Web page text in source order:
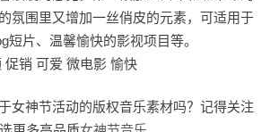
氛围里又增加一丝俏皮的元素，可适用于
短片、温馨愉快的影视项目等。
促销 可爱 微电影 愉快
女神节活动的版权音乐素材吗？记得关注